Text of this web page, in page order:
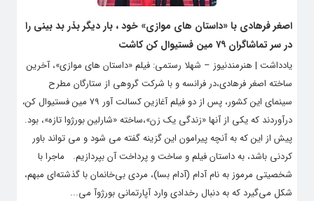
اصغر فرهادی با «داستان های موازی» خود ، بار دیگر بذر بد بینی را
در سر تماشاگران ۷۹ مین فستیوال کن کاشت
یادداشت | هنرمندنیوز – شهلا رستمی: فیلم «داستان های موازی»، آخرین
ساخته اصغر فرهادی،در فرانسه و با شرکت گروهی از ستارگان مطرح
سینمای این کشور، پس از دو فیلم آغازین کسالت آور ۷۹ مین فستیوال کن،
درآوردند که یکی از آنها «زندگی یک زن»،ساخته «شارلین بورژوا تازه»، بود.
پیش از این که به آنچه پیرامون این گزینه گفته می شود و می تواند باور
کردنی باشد، به داستان فیلم و ساخت و پرداخت آن بپردازیم. ماجرا با
شخصیتی مرموز به نام آدام (آدام بسا)، مردی بی‌خانمان با گذشته‌ای مبهم،
شکل می‌گیرد که به دنبال رخدادی وارد آپارتمانی بورژوآ می...